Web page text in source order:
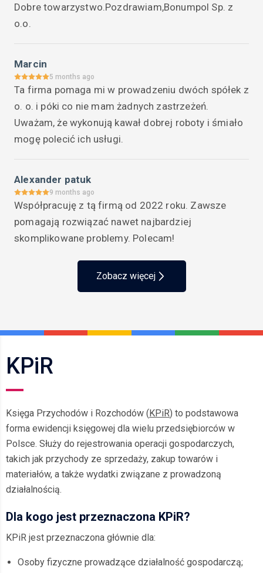
Dobre towarzystwo.Pozdrawiam,Bonumpol Sp. z
o.o.
Marcin
5 months ago
Ta firma pomaga mi w prowadzeniu dwóch spółek z
o. o. i póki co nie mam żadnych zastrzeżeń.
Uważam, że wykonują kawał dobrej roboty i śmiało
mogę polecić ich usługi.
Alexander patuk
9 months ago
Współpracuję z tą firmą od 2022 roku. Zawsze
pomagają rozwiązać nawet najbardziej
skomplikowane problemy. Polecam!
Zobacz więcej
KPiR
Księga Przychodów i Rozchodów (KPiR) to podstawowa
forma ewidencji księgowej dla wielu przedsiębiorców w
Polsce. Służy do rejestrowania operacji gospodarczych,
takich jak przychody ze sprzedaży, zakup towarów i
materiałów, a także wydatki związane z prowadzoną
działalnością.
Dla kogo jest przeznaczona KPiR?
KPiR jest przeznaczona głównie dla:
Osoby fizyczne prowadzące działalność gospodarczą;